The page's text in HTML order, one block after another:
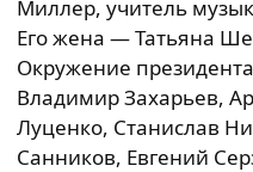
Миллер, учитель
Его жена — Татьяна
Окружение
Владимир Захарьев,
Луценко, Станислав
Санников, Евгений